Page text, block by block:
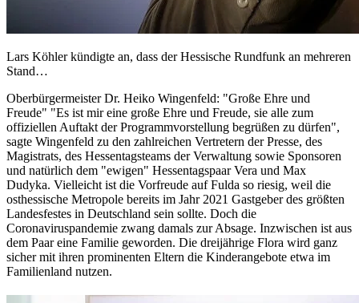
Lars Köhler kündigte an, dass der Hessische Rundfunk an mehreren
Stand…
Oberbürgermeister Dr. Heiko Wingenfeld: "Große Ehre und
Freude" "Es ist mir eine große Ehre und Freude, sie alle zum
offiziellen Auftakt der Programmvorstellung begrüßen zu dürfen",
sagte Wingenfeld zu den zahlreichen Vertretern der Presse, des
Magistrats, des Hessentagsteams der Verwaltung sowie Sponsoren
und natürlich dem "ewigen" Hessentagspaar Vera und Max
Dudyka. Vielleicht ist die Vorfreude auf Fulda so riesig, weil die
osthessische Metropole bereits im Jahr 2021 Gastgeber des größten
Landesfestes in Deutschland sein sollte. Doch die
Coronaviruspandemie zwang damals zur Absage. Inzwischen ist aus
dem Paar eine Familie geworden. Die dreijährige Flora wird ganz
sicher mit ihren prominenten Eltern die Kinderangebote etwa im
Familienland nutzen.